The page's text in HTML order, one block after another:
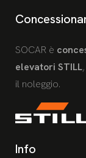
SOCAR è
elevatori STILL
il noleggio.
Info